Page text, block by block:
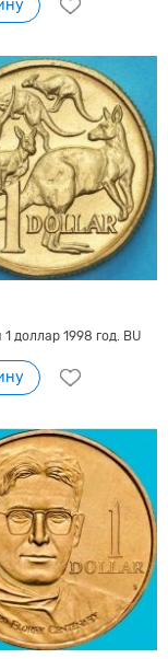
доллар 1998 год. BU